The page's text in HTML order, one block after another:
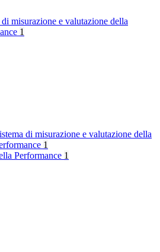
di misurazione e valutazione della
1
di misurazione e valutazione della
1
Performance 1